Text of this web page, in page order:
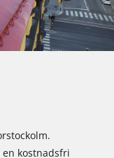
kostnadsfri